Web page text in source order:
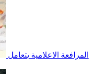
المرافعة الاعلامية يتعامل